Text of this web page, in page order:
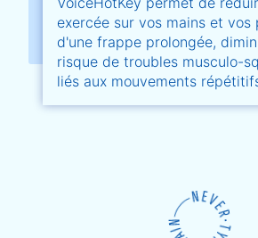
exercée sur vos mains et vos
d'une frappe prolongée,
risque de troubles musculo-
liés aux mouvements